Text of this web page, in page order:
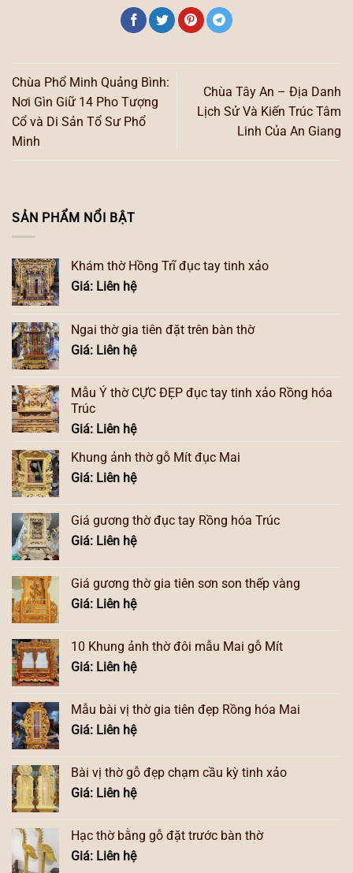
SẢN PHẨM NỔI BẬT
Khám thờ Hồng Trĩ đục tay tinh xảo
Giá: Liên hệ
Ngai thờ gia tiên đặt trên bàn thờ
Giá: Liên hệ
Mẫu Ỷ thờ CỰC ĐẸP đục tay tinh xảo Rồng hóa
Trúc
Giá: Liên hệ
Khung ảnh thờ gỗ Mít đục Mai
Giá: Liên hệ
Giá gương thờ đục tay Rồng hóa Trúc
Giá: Liên hệ
Giá gương thờ gia tiên sơn son thếp vàng
Giá: Liên hệ
10 Khung ảnh thờ đôi mẫu Mai gỗ Mít
Giá: Liên hệ
Mẫu bài vị thờ gia tiên đẹp Rồng hóa Mai
Giá: Liên hệ
Bài vị thờ gỗ đẹp chạm cầu kỳ tinh xảo
Giá: Liên hệ
Hạc thờ bằng gỗ đặt trước bàn thờ
Giá: Liên hệ
Chùa Phổ Minh Quảng Bình:
Nơi Gìn Giữ 14 Pho Tượng
Cổ và Di Sản Tổ Sư Phổ
Minh
Chùa Tây An – Địa Danh
Lịch Sử Và Kiến Trúc Tâm
Linh Của An Giang